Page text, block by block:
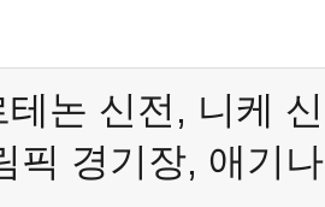
테논 신전 , 니케
픽 경기장, 애기나